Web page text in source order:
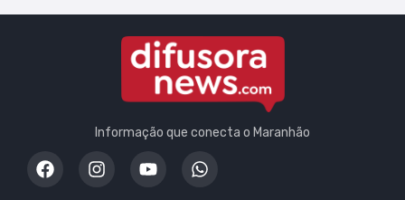
Informação que conecta o Maranhão